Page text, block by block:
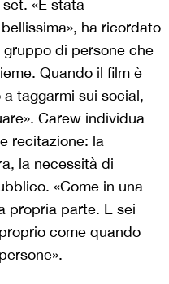
«È stata
ha ricordato
gruppo di persone che
Quando il film è
taggarmi sui social,
Carew individua
recitazione: la
la necessità di
«Come in una
propria parte. E sei
come quando